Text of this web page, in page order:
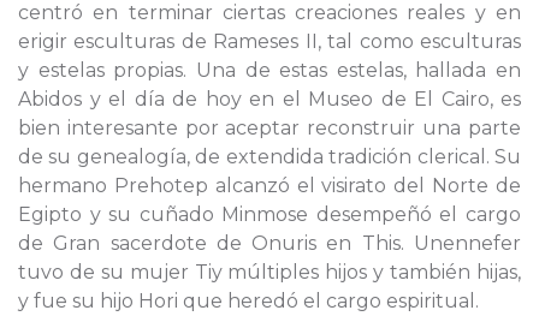
centró en terminar ciertas creaciones reales y en
erigir esculturas de Rameses II, tal como esculturas
y estelas propias. Una de estas estelas, hallada en
Abidos y el día de hoy en el Museo de El Cairo, es
bien interesante por aceptar reconstruir una parte
de su genealogía, de extendida tradición clerical. Su
hermano Prehotep alcanzó el visirato del Norte de
Egipto y su cuñado Minmose desempeñó el cargo
de Gran sacerdote de Onuris en This. Unennefer
tuvo de su mujer Tiy múltiples hijos y también hijas,
y fue su hijo Hori que heredó el cargo espiritual.